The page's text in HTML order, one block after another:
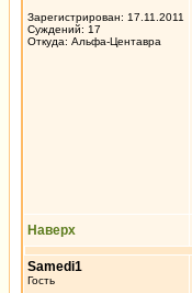
Зарегистрирован: 17.11.2011
Суждений: 17
Откуда: Альфа-Центавра
Наверх
Samedi1
Гость